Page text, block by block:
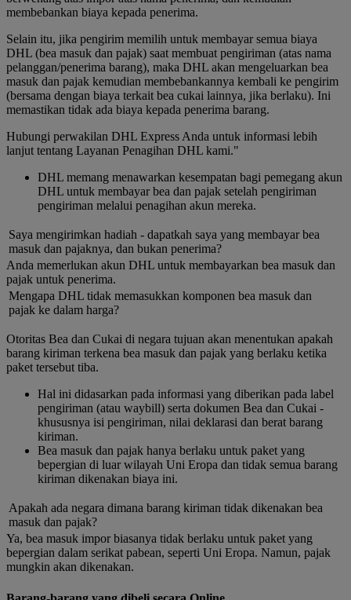
membebankan biaya kepada penerima.
Selain itu, jika pengirim memilih untuk membayar semua biaya
DHL (bea masuk dan pajak) saat membuat pengiriman (atas nama
pelanggan/penerima barang), maka DHL akan mengeluarkan bea
masuk dan pajak kemudian membebankannya kembali ke pengirim
(bersama dengan biaya terkait bea cukai lainnya, jika berlaku). Ini
memastikan tidak ada biaya kepada penerima barang.
Hubungi perwakilan DHL Express Anda untuk informasi lebih
lanjut tentang Layanan Penagihan DHL kami."
DHL memang menawarkan kesempatan bagi pemegang akun
DHL untuk membayar bea dan pajak setelah pengiriman
pengiriman melalui penagihan akun mereka.
Saya mengirimkan hadiah - dapatkah saya yang membayar bea
masuk dan pajaknya, dan bukan penerima?
Anda memerlukan akun DHL untuk membayarkan bea masuk dan
pajak untuk penerima.
Mengapa DHL tidak memasukkan komponen bea masuk dan
pajak ke dalam harga?
Otoritas Bea dan Cukai di negara tujuan akan menentukan apakah
barang kiriman terkena bea masuk dan pajak yang berlaku ketika
paket tersebut tiba.
Hal ini didasarkan pada informasi yang diberikan pada label
pengiriman (atau waybill) serta dokumen Bea dan Cukai -
khususnya isi pengiriman, nilai deklarasi dan berat barang
kiriman.
Bea masuk dan pajak hanya berlaku untuk paket yang
bepergian di luar wilayah Uni Eropa dan tidak semua barang
kiriman dikenakan biaya ini.
Apakah ada negara dimana barang kiriman tidak dikenakan bea
masuk dan pajak?
Ya, bea masuk impor biasanya tidak berlaku untuk paket yang
bepergian dalam serikat pabean, seperti Uni Eropa. Namun, pajak
mungkin akan dikenakan.